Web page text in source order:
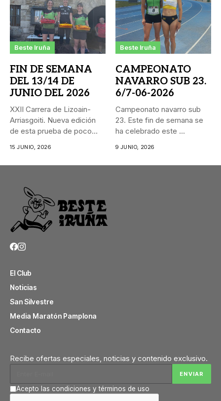
Beste Iruña
FIN DE SEMANA
DEL 13/14 DE
JUNIO DEL 2026
XXII Carrera de Lizoain-
Arriasgoiti. Nueva edición
de esta prueba de poco
15 JUNIO, 2026
Beste Iruña
CAMPEONATO
NAVARRO SUB 23.
6/7-06-2026
Campeonato navarro sub
23. Este fin de semana se
ha celebrado este ...
9 JUNIO, 2026
El Club
Noticias
San Silvestre
Media Maratón Pamplona
Contacto
Recibe ofertas especiales, noticias y contenido exclusivo.
Acepto las condiciones y términos de uso